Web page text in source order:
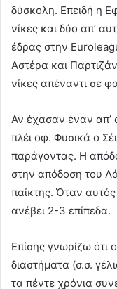
δύσκολη. Επειδή η
νίκες και δύο απ’
έδρας στην
Αστέρα και
νίκες απέναντι σε
Αν έχασαν έναν απ’
πλέι οφ. Φυσικά ο
παράγοντας. Η
στην απόδοση του
παίκτης. Όταν
ανέβει 2-3 επίπεδα.
Επίσης γνωρίζω ότι
διαστήματα (σ.σ.
τα πέντε χρόνια